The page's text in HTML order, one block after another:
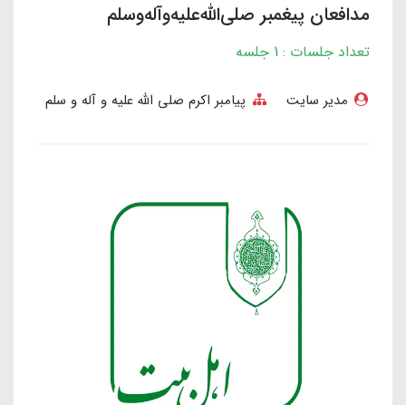
مدافعان پیغمبر صلی‌الله‌علیه‌وآله‌وسلم
تعداد جلسات : 1 جلسه
مدیر سایت پیامبر اکرم صلی الله علیه و آله و سلم